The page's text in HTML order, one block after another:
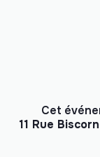
Cet
11 Rue